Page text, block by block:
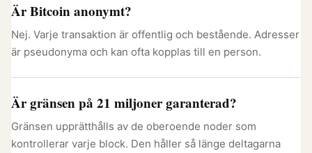
Är Bitcoin anonymt?
Nej. Varje transaktion är offentlig och bestående. Adresser
är pseudonyma och kan ofta kopplas till en person.
Är gränsen på 21 miljoner garanterad?
Gränsen upprätthålls av de oberoende noder som
kontrollerar varje block. Den håller så länge deltagarna